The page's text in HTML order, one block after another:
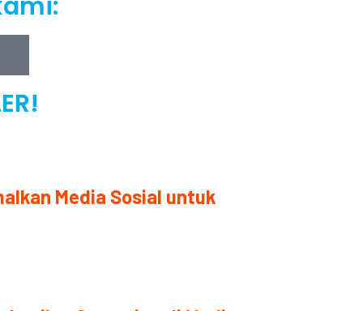
Media Sosial untuk